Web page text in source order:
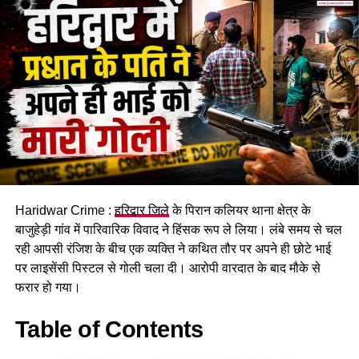
एटीएम कार्ड जारी करवाकर नकदी निकाली। इसी रकम से ज्वेलरी खरीदने,
जमीन खरीदने और अन्य खर्च किए गए।
बड़ी कंपनियों के खातों को निशाना बनाता
था गैंग
पूछताछ में ये भी खुलासा हुआ कि गिरोह बड़ी कंपनियों के खातों को निशाना
Haridwar Crime :हरिद्वार जिलेके पिरान कलियर थाना क्षेत्र के
बाजुहेड़ी गांव में पारिवारिक विवाद ने हिंसक रूप ले लिया। लंबे समय से चल
रही आपसी रंजिश के बीच एक व्यक्ति ने कथित तौर पर अपने ही छोटे भाई
पर लाइसेंसी पिस्टल से गोली चला दी। आरोपी वारदात के बाद मौके से
फरार हो गया।
Table of Contents